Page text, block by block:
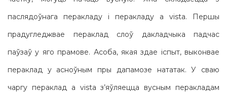
паслядоўнага перакладу і перакладу a vista. Першы
прадугледжвае пераклад слоў дакладчыка падчас
паўзаў у яго прамове. Асоба, якая здае іспыт, выконвае
пераклад у асноўным пры дапамозе нататак. У сваю
чаргу пераклад a vista з’яўляецца вусным перакладам